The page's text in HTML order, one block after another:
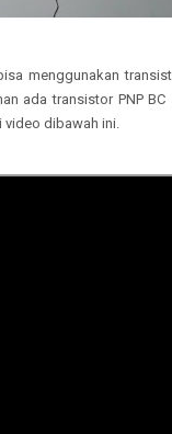
menggunakan
ada transistor PNP
video dibawah ini.